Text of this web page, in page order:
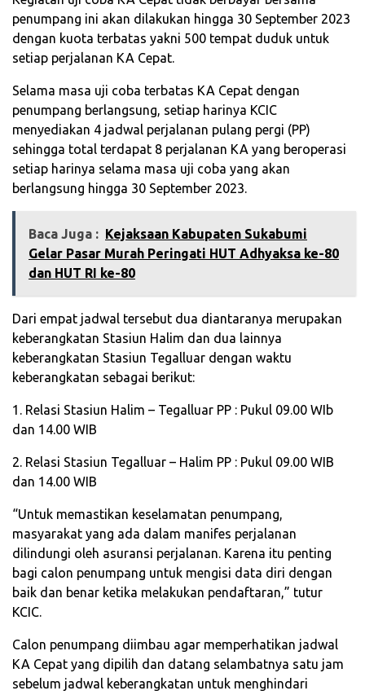
penumpang ini akan dilakukan hingga 30 September 2023
dengan kuota terbatas yakni 500 tempat duduk untuk
setiap perjalanan KA Cepat.
Selama masa uji coba terbatas KA Cepat dengan
penumpang berlangsung, setiap harinya KCIC
menyediakan 4 jadwal perjalanan pulang pergi (PP)
sehingga total terdapat 8 perjalanan KA yang beroperasi
setiap harinya selama masa uji coba yang akan
berlangsung hingga 30 September 2023.
Baca Juga :
‎Kejaksaan Kabupaten Sukabumi
Gelar Pasar Murah Peringati HUT Adhyaksa ke-80
dan HUT RI ke-80
Dari empat jadwal tersebut dua diantaranya merupakan
keberangkatan Stasiun Halim dan dua lainnya
keberangkatan Stasiun Tegalluar dengan waktu
keberangkatan sebagai berikut:
1. Relasi Stasiun Halim – Tegalluar PP : Pukul 09.00 WIb
dan 14.00 WIB
2. Relasi Stasiun Tegalluar – Halim PP : Pukul 09.00 WIB
dan 14.00 WIB
“Untuk memastikan keselamatan penumpang,
masyarakat yang ada dalam manifes perjalanan
dilindungi oleh asuransi perjalanan. Karena itu penting
bagi calon penumpang untuk mengisi data diri dengan
baik dan benar ketika melakukan pendaftaran,” tutur
KCIC.
Calon penumpang diimbau agar memperhatikan jadwal
KA Cepat yang dipilih dan datang selambatnya satu jam
sebelum jadwal keberangkatan untuk menghindari